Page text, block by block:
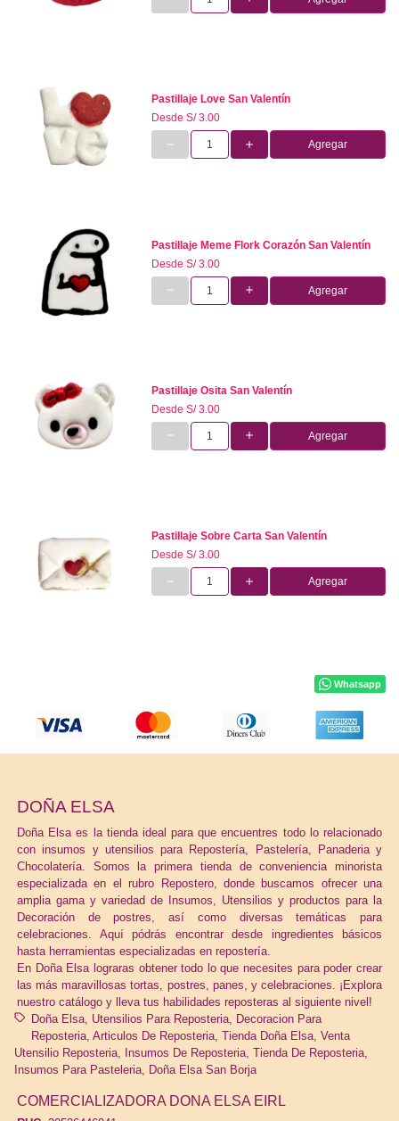
Pastillaje Love San Valentín
DesdeS/ 3.00
Agregar
Pastillaje Meme Flork Corazón San Valentín
DesdeS/ 3.00
Agregar
Pastillaje Osita San Valentín
DesdeS/ 3.00
Agregar
Pastillaje Sobre Carta San Valentín
DesdeS/ 3.00
Agregar
Whatsapp
DOÑA ELSA
Doña Elsa es la tienda ideal para que encuentres todo lo relacionado
con insumos y utensilios para Repostería, Pastelería, Panaderia y
Chocolatería. Somos la primera tienda de conveniencia minorista
especializada en el rubro Repostero, donde buscamos ofrecer una
amplia gama y variedad de Insumos, Utensilios y productos para la
Decoración de postres, así como diversas temáticas para
celebraciones. Aquí pódrás encontrar desde ingredientes básicos
hasta herramientas especializadas en repostería.
En Doña Elsa lograras obtener todo lo que necesites para poder crear
las más maravillosas tortas, postres, panes, y celebraciones. ¡Explora
nuestro catálogo y lleva tus habilidades reposteras al siguiente nivel!
Doña Elsa Utensilios Para Reposteria
Decoracion Para
Reposteria Articulos De Reposteria Tienda Doña Elsa Venta
Utensilio Reposteria
Insumos De Reposteria Tienda De Reposteria
Insumos Para Pasteleria
Doña Elsa San Borja
COMERCIALIZADORA DONA ELSA EIRL